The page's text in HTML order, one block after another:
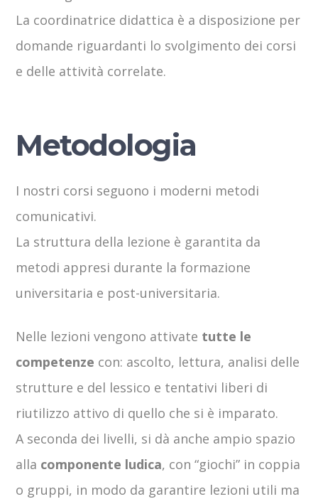
La coordinatrice didattica è a disposizione per
domande riguardanti lo svolgimento dei corsi
e delle attività correlate.
Metodologia
I nostri corsi seguono i moderni metodi
comunicativi.
La struttura della lezione è garantita da
metodi appresi durante la formazione
universitaria e post-universitaria.
Nelle lezioni vengono attivate tutte le
competenze con: ascolto, lettura, analisi delle
strutture e del lessico e tentativi liberi di
riutilizzo attivo di quello che si è imparato.
A seconda dei livelli, si dà anche ampio spazio
alla componente ludica, con “giochi” in coppia
o gruppi, in modo da garantire lezioni utili ma